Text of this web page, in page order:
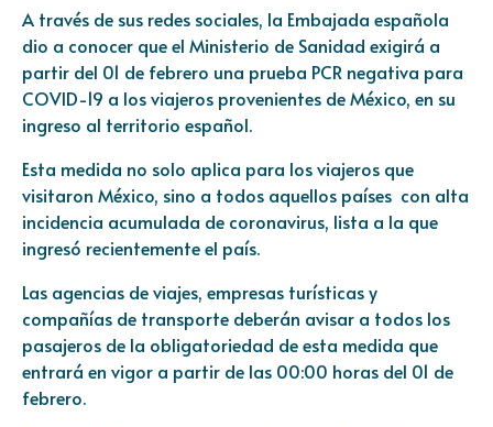
A través de sus redes sociales, la Embajada española
dio a conocer que el Ministerio de Sanidad exigirá a
partir del 01 de febrero una prueba PCR negativa para
COVID-19 a los viajeros provenientes de México, en su
ingreso al territorio español.
Esta medida no solo aplica para los viajeros que
visitaron México, sino a todos aquellos países con alta
incidencia acumulada de coronavirus, lista a la que
ingresó recientemente el país.
Las agencias de viajes, empresas turísticas y
compañías de transporte deberán avisar a todos los
pasajeros de la obligatoriedad de esta medida que
entrará en vigor a partir de las 00:00 horas del 01 de
febrero.